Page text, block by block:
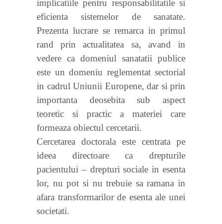
implicatiile pentru responsabilitatile si
eficienta sistemelor de sanatate.
Prezenta lucrare se remarca in primul
rand prin actualitatea sa, avand in
vedere ca domeniul sanatatii publice
este un domeniu reglementat sectorial
in cadrul Uniunii Europene, dar si prin
importanta deosebita sub aspect
teoretic si practic a materiei care
formeaza obiectul cercetarii.
Cercetarea doctorala este centrata pe
ideea directoare ca drepturile
pacientului – drepturi sociale in esenta
lor, nu pot si nu trebuie sa ramana in
afara transformarilor de esenta ale unei
societati.